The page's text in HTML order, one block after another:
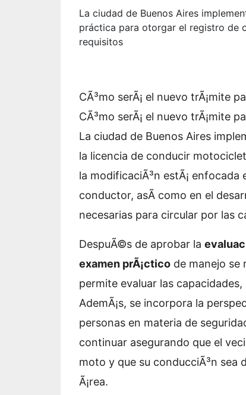
La ciudad de Buenos Aires
práctica para otorgar el registro de
requisitos
CÃ³mo serÃ¡ el nuevo trÃ¡mite
CÃ³mo serÃ¡ el nuevo trÃ¡mite
La ciudad de Buenos Aires
la licencia de conducir
la modificaciÃ³n estÃ¡
conductor, asÃ­ como en el
necesarias para circular por las
DespuÃ©s de aprobar la
examen prÃ¡ctico de manejo se
permite evaluar las
AdemÃ¡s, se incorpora la
personas en materia de
continuar asegurando que el
moto y que su conducciÃ³n sea
Ã¡rea.